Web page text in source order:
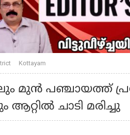
Kottayam
മുൻ പഞ്ചായത്ത്
ആറ്റിൽ ചാടി മരിച്ചു